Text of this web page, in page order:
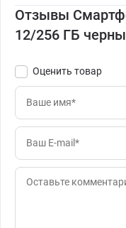
Отзывы
12/256 ГБ
Оценить товар